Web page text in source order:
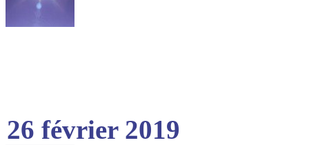
26 février 2019